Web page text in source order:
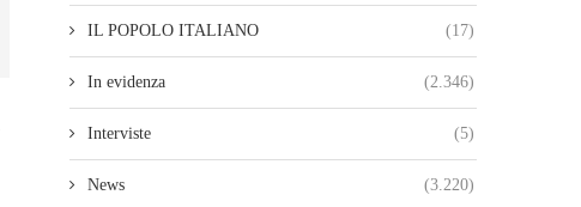
IL POPOLO ITALIANO (17)
In evidenza (2.346)
Interviste (5)
News (3.220)